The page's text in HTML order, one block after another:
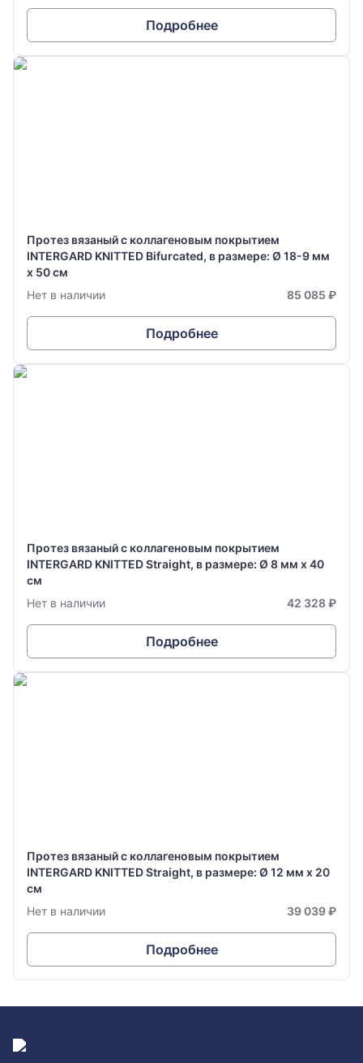
Подробнее
Протез вязаный с коллагеновым покрытием
INTERGARD KNITTED Bifurcated, в размере: Ø 18-9 мм
х 50 см
Нет в наличии
85 085 ₽
Подробнее
Протез вязаный с коллагеновым покрытием
INTERGARD KNITTED Straight, в размере: Ø 8 мм х 40
см
Нет в наличии
42 328 ₽
Подробнее
Протез вязаный с коллагеновым покрытием
INTERGARD KNITTED Straight, в размере: Ø 12 мм х 20
см
Нет в наличии
39 039 ₽
Подробнее